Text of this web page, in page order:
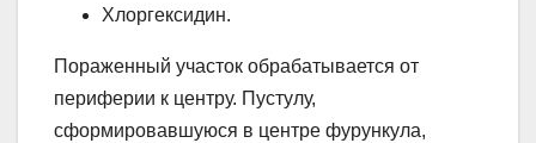
Хлоргексидин.
Пораженный участок обрабатывается от
периферии к центру. Пустулу,
сформировавшуюся в центре фурункула,